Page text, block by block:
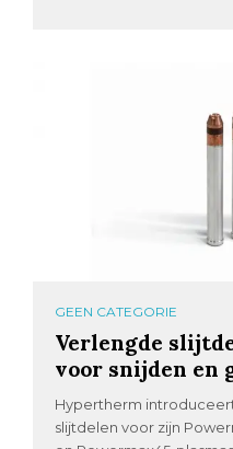
GEEN CATEGORIE
Verlengde
voor snijden en
Hypertherm
slijtdelen voor zijn